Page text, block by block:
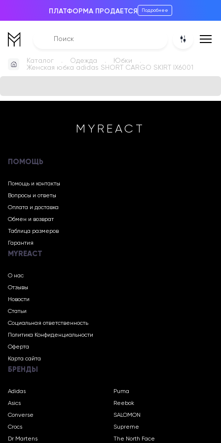
ПЛАТФОРМА ПРОДАЕТСЯ Подробнее
Каталог Одежда
Юбки
Женская юбка adidas SHORT CARGO SKIRT IX6001
MYREACT
ПОМОЩЬ
Помощь и контакты
Вопросы и ответы
Оплата и доставка
Обмен и возврат
Таблица размеров
Гарантия
MYREACT
О нас
Отзывы
Новости
Статьи
Социальная ответственность
Политика Конфиденциальности
Оферта
Карта сайта
БРЕНДЫ
Adidas
Asics
Converse
Crocs
Dr Martens
Puma
Reebok
SALOMON
Supreme
The North Face